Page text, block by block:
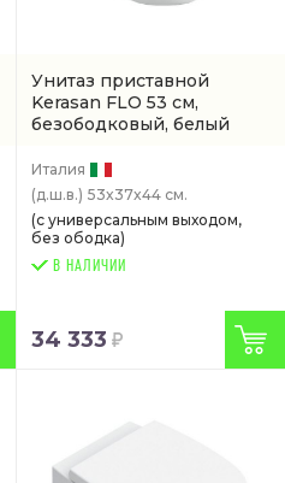
Унитаз приставной
Kerasan FLO 53 см,
безободковый, белый
Италия
(д.ш.в.) 53x37x44 см.
(с универсальным выходом,
без ободка)
В НАЛИЧИИ
34 333